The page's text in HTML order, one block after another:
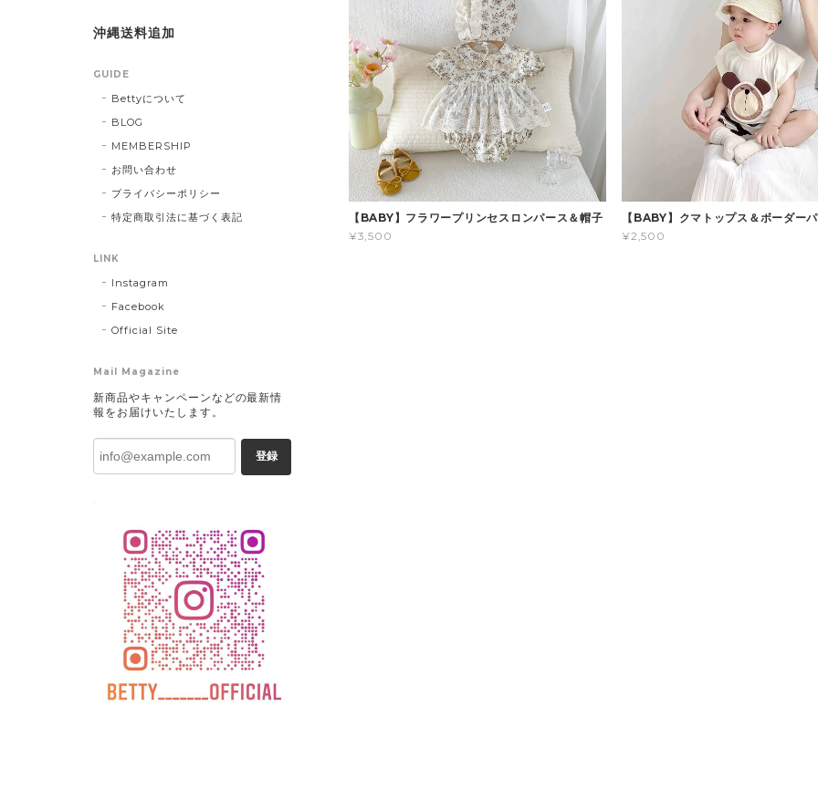
【BABY】フラワープリンセスロンパース＆帽子
¥3,500
【BABY】クマトップス＆ボーダー
¥2,500
沖縄送料追加
GUIDE
Bettyについて
BLOG
MEMBERSHIP
お問い合わせ
プライバシーポリシー
特定商取引法に基づく表記
LINK
Instagram
Facebook
Official Site
Mail Magazine
新商品やキャンペーンなどの最新情
報をお届けいたします。
登録